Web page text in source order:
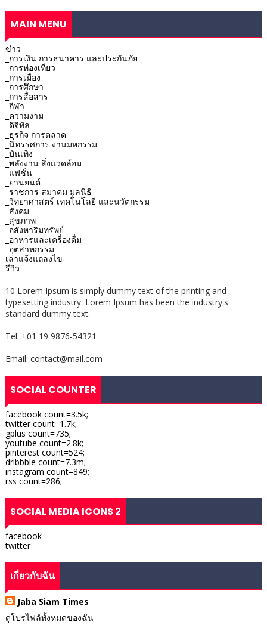
MAIN MENU
ข่าว
_การเงิน การธนาคาร และประกันภัย
_การท่องเที่ยว
_การเมือง
_การศึกษา
_การสื่อสาร
_กีฬา
_ความงาม
_ดิจิทัล
_ธุรกิจ การตลาด
_นิทรรศการ งานมหกรรม
_บันเทิง
_พลังงาน สิ่งแวดล้อม
_แฟชั่น
_ยานยนต์
_ราชการ สมาคม มูลนิธิ
_วิทยาศาสตร์ เทคโนโลยี และนวัตกรรม
_สังคม
_สุขภาพ
_อสังหาริมทรัพย์
_อาหารและเครื่องดื่ม
_อุตสาหกรรม
เล่าแจ้งแถลงไข
รีวิว
10 Lorem Ipsum is simply dummy text of the printing and
typesetting industry. Lorem Ipsum has been the industry's
standard dummy text.
Tel: +01 19 9876-54321
Email: contact@mail.com
SOCIAL COUNTER
facebook count=3.5k;
twitter count=1.7k;
gplus count=735;
youtube count=2.8k;
pinterest count=524;
dribbble count=7.3m;
instagram count=849;
rss count=286;
SOCIAL MEDIA ICONS 2
facebook
twitter
เกี่ยวกับฉัน
Jaba Siam Times
ดูโปรไฟล์ทั้งหมดของฉัน